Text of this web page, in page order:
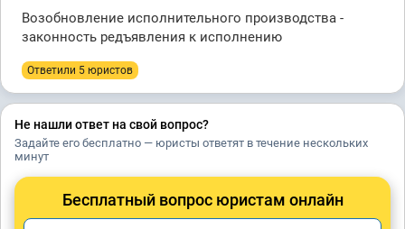
Возобновление исполнительного производства -
законность редъявления к исполнению
Ответили 5 юристов
Не нашли ответ на свой вопрос?
Задайте его бесплатно — юристы ответят в течение нескольких
минут
Бесплатный вопрос юристам онлайн